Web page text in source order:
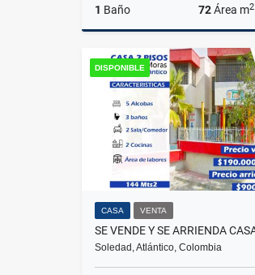
1 Baño 72Área m2
$160.000.000
DISPONIBLE
CASA VENTA
Soledad, Atlántico, Colombia